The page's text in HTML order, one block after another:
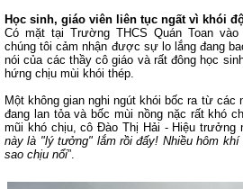
Học sinh, giáo viên liên tục ngất vì khói
Có mặt tại Trường THCS Quán Toan
chúng tôi cảm nhận được sự lo lắng đang
nói của các thầy cô giáo và rất đông học
hứng chịu mùi khói thép.
Một không gian nghi ngút khói bốc ra từ
đang lan tỏa và bốc mùi nồng nặc rất khó
mũi khó chịu, cô Đào Thị Hải - Hiệu trưởng
này là "lý tưởng" lắm rồi đấy! Nhiều hôm
sao chịu nổi”.